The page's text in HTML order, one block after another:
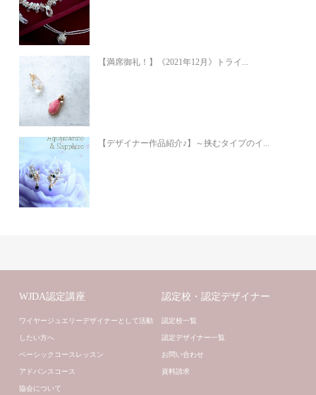
【満席御礼！】《2021年12月》トライ...
【デザイナー作品紹介♪】～挟むタイプのイ...
WJDA認定講座
ワイヤージュエリーデザイナーとして活動
したい方へ
ベーシックコースレッスン
アドバンスコース
協会について
認定校・認定デザイナー
認定校一覧
認定デザイナー一覧
お問い合わせ
資料請求